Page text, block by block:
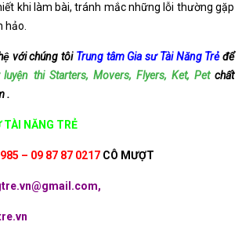
khi làm bài, tránh mắc những lỗi thường gặp
hảo.
với chúng tôi Trung tâm Gia sư Tài Năng Trẻđể
thi Starters, Movers, Flyers, Ket, Petchất
.
TÀI NĂNG TRẺ
– 09 87 87 0217 CÔ MƯỢT